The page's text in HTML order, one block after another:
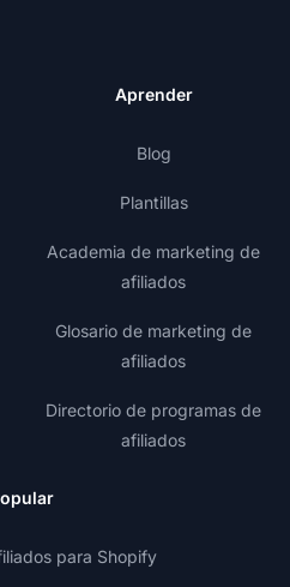
Aprender
Blog
Plantillas
Academia de marketing de
afiliados
Glosario de marketing de
afiliados
Directorio de programas de
afiliados
para Shopify